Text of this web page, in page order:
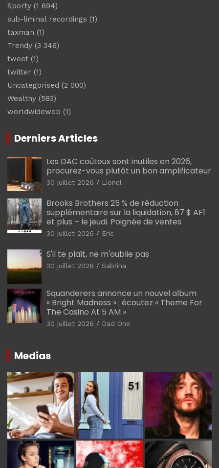
Sporty (1 694)
sub-liminal recordings (1)
taxman (1)
Trendy (3 346)
tweet (1)
twitter (1)
Uncategorised (2 000)
Wealthy (583)
worldwideweb (1)
Derniers Articles
Les DAC coûteux sont inutiles en 2026,
procurez-vous plutôt un bon amplificateur
30 juillet 2026 Lionel
Brooks Brothers 25 % de réduction
supplémentaire sur la liquidation, 87 $ AF1
et plus – le jeudi. Poignée de ventes
30 juillet 2026 Eric
S'il te plaît, ne m'oublie pas
30 juillet 2026 Sabrina
Squanderers annonce un nouvel album
« Bright Madness » : écoutez « Theme For
The Casino At 5 AM »
30 juillet 2026 Dad One
Medias